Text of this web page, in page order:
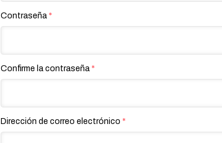
Contraseña *
Confirme la contraseña *
Dirección de correo electrónico *